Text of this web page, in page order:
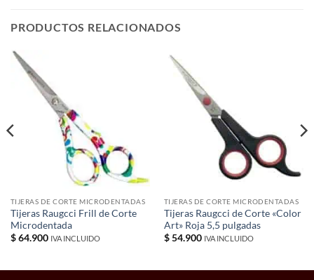
PRODUCTOS RELACIONADOS
TIJERAS DE CORTE MICRODENTADAS
Tijeras Raugcci Frill de Corte
Microdentada
$64.900 IVA INCLUIDO
TIJERAS DE CORTE MICRODENTADAS
Tijeras Raugcci de Corte «Color
Art» Roja 5,5 pulgadas
$54.900 IVA INCLUIDO